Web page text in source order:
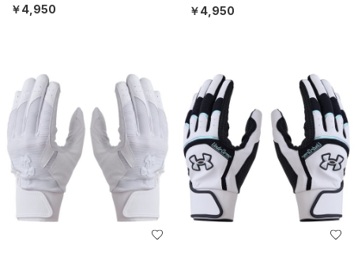
￥4,950
ル/MEN）
￥4,950